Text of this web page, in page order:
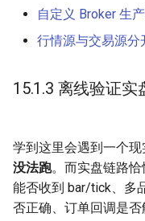
自定义 Broker 生
行情源与交易源分
15.1.3 离线验证实
学到这里会遇到一个现
没法跑。而实盘链路
能否收到 bar/tick、多
否正确、订单回调是否